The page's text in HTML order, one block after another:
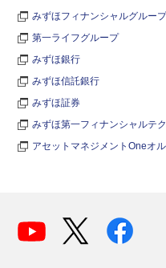
みずほフィナンシャルグルー
第一ライフグループ
みずほ銀行
みずほ信託銀行
みずほ証券
みずほ第一フィナンシャルテ
アセットマネジメントOneオ